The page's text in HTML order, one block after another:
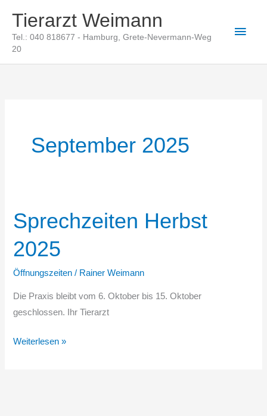
springen
Tierarzt Weimann
Tel.: 040 818677 - Hamburg, Grete-Nevermann-Weg
20
September 2025
Sprechzeiten Herbst
2025
Öffnungszeiten / Rainer Weimann
Die Praxis bleibt vom 6. Oktober bis 15. Oktober
geschlossen. Ihr Tierarzt
Sprechzeiten
Weiterlesen »